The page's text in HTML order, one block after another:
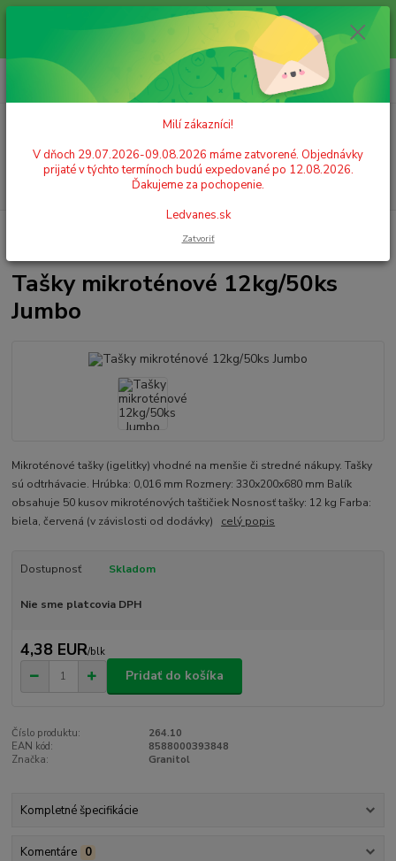
Milí zákazníci! V dňoch 29.07.2026-09.08.2026 máme zatvorené.
Objednávky prijaté v týchto termínoch budú expedované po 12.08.2026.
Ďakujeme za pochopenie. Ledvanes.sk
+421 908 755 958
Po. - Pia. od 9:00 hod. - 16:00 hod.
za0,00 EUR
Tašky mikroténové 12kg/50ks
Jumbo
Mikroténové tašky (igelitky) vhodné na menšie či stredné nákupy. Tašky
sú odtrhávacie. Hrúbka: 0,016 mm Rozmery: 330x200x680 mm Balík
obsahuje 50 kusov mikroténových taštičiek Nosnosť tašky: 12 kg Farba:
biela, červená (v závislosti od dodávky) celý popis
Dostupnosť Skladom
Nie sme platcovia DPH
4,38 EUR/blk
Pridať do košíka
Číslo produktu:
264.10
EAN kód:
8588000393848
Značka:
Granitol
Kompletné špecifikácie
Komentáre 0
Milí zákazníci!
V dňoch 29.07.2026-09.08.2026 máme zatvorené. Objednávky
prijaté v týchto termínoch budú expedované po 12.08.2026.
Ďakujeme za pochopenie.
Ledvanes.sk
Zatvoriť